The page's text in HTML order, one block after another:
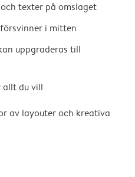
texter på omslaget
i mitten
uppgraderas till
allt du vill
av layouter och kreativa